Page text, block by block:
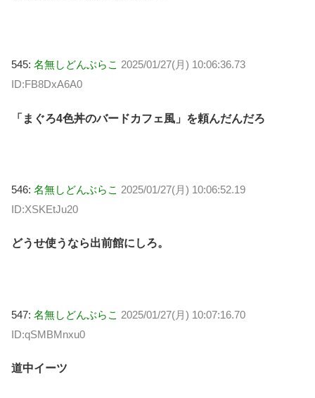
545: 名無しどんぶらこ 2025/01/27(月) 10:06:36.73
ID:FB8DxA6A0
「まぐろ4色丼のバードカフェ風」を頼んだんだろ
546: 名無しどんぶらこ 2025/01/27(月) 10:06:52.19
ID:XSKEtJu20
どうせ使うなら出前館にしろ。
547: 名無しどんぶらこ 2025/01/27(月) 10:07:16.70
ID:qSMBMnxu0
道中イーツ